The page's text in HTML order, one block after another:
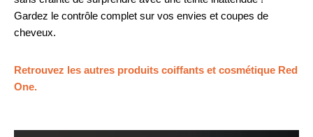
Gardez le contrôle complet sur vos envies et coupes de
cheveux.
Retrouvez les autres produits coiffants et cosmétique Red
One.